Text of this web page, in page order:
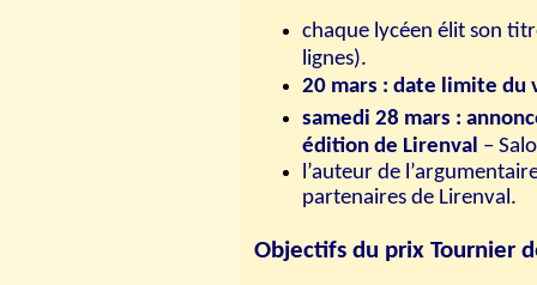
chaque lycéen élit son
lignes).
20 mars : date limite du
samedi 28 mars :
édition de Lirenval –
l’auteur de
partenaires de Lirenval.
Objectifs du prix Tournier